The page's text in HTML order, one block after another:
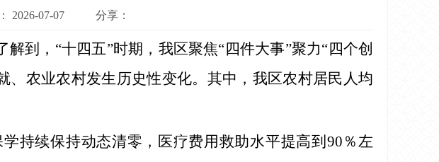
2026-07-07 分享：
到，“十四五”时期，我区聚焦“四件大事”聚力“四个创
、农业农村发生历史性变化。其中，我区农村居民人均
持续保持动态清零，医疗费用救助水平提高到90％左